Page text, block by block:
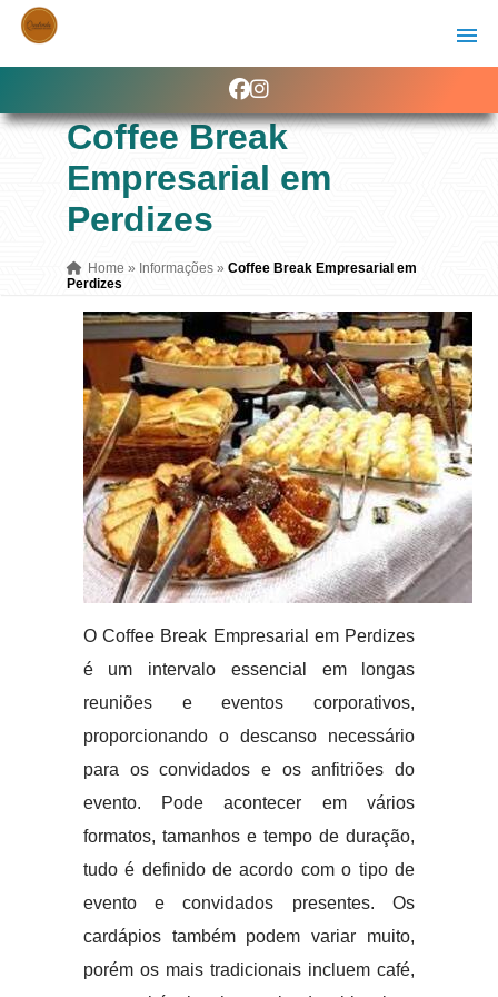
Coffee Break
Empresarial em
Perdizes
Home » Informações » Coffee Break Empresarial em
Perdizes
O Coffee Break Empresarial em Perdizes
é um intervalo essencial em longas
reuniões e eventos corporativos,
proporcionando o descanso necessário
para os convidados e os anfitriões do
evento. Pode acontecer em vários
formatos, tamanhos e tempo de duração,
tudo é definido de acordo com o tipo de
evento e convidados presentes. Os
cardápios também podem variar muito,
porém os mais tradicionais incluem café,